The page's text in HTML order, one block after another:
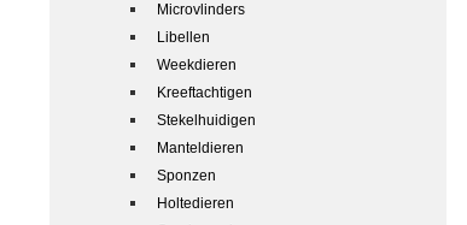
Microvlinders
Libellen
Weekdieren
Kreeftachtigen
Stekelhuidigen
Manteldieren
Sponzen
Holtedieren